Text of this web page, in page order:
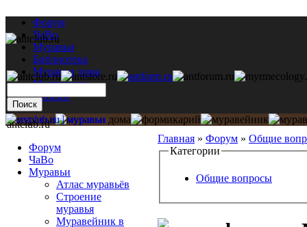
Форум
ЧаВо
Муравьи
Библиотека
Муравьи дома
Мастерская
Каталог
Главная » Форум » Общие
Категории
Общие вопросы
antclub.ru
Форум
ЧаВо
Муравьи
Атлас муравьёв
Строение
муравья
Муравейник в